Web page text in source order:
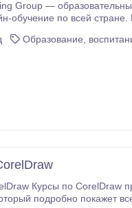
языковой центр, работающий в Казахстане с
обучение по всей стране.
корпоративное обучение для
Образование,
Обучение проводит опытный
подробно покажет